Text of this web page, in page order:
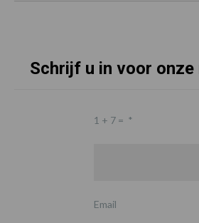
Schrijf u in voor
1 + 7 = *
Email